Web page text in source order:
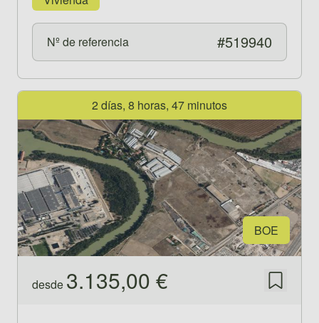
Nº de referencia #519940
Ver propiedad 5199412 días, 8 horas, 47 minutos
BOE
desde 3.135,00 € Guardar